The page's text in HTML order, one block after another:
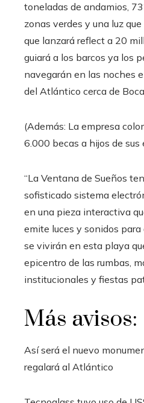
toneladas de andamios,
zonas verdes y una luz
que lanzará reflect a 20
guiará a los barcos ya los
navegarán en las noches
del Atlántico cerca de
(Además: La empresa
6.000 becas a hijos de sus
“La Ventana de Sueños
sofisticado sistema
en una pieza interactiva
emite luces y sonidos
se vivirán en esta playa
epicentro de las rumbas,
institucionales y fiestas
Más avisos:
Así será el nuevo
regalará al Atlántico